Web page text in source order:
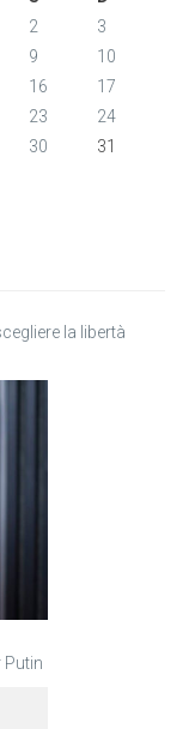
2
3
9
10
16
17
23
24
30
31
la libertà